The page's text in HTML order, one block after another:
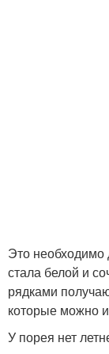
Это необходимо
стала белой и
рядками
которые можно
У порея нет